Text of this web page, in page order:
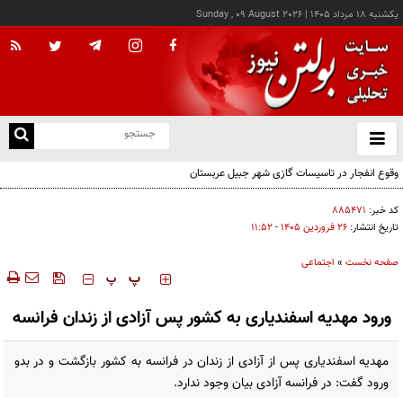
يکشنبه ۱۸ مرداد ۱۴۰۵ |
Sunday , 09 August 2026
باز
و
وقوع انفجار در تاسیسات گازی شهر جبیل عربستان
کد خبر: ۸۸۵۴۷۱
تاریخ انتشار: ۲۶ فروردين ۱۴۰۵ - ۱۱:۵۲
صفحه نخست » اجتماعی
‍‍‍ پ پ
ورود مهدیه اسفندیاری به کشور پس آزادی از زندان فرانسه
مهدیه اسفندیاری پس از آزادی از زندان در فرانسه به کشور بازگشت و در بدو
ورود گفت: در فرانسه آزادی بیان وجود ندارد.